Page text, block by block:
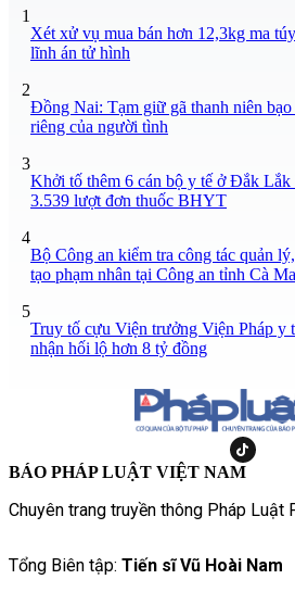
1
Xét xử vụ mua bán hơn 12,3kg ma
lĩnh án tử hình
2
Đồng Nai: Tạm giữ gã thanh niên bạo
riêng của người tình
3
Khởi tố thêm 6 cán bộ y tế ở Đắk
3.539 lượt đơn thuốc BHYT
4
Bộ Công an kiểm tra công tác quản
tạo phạm nhân tại Công an tỉnh Cà
5
Truy tố cựu Viện trưởng Viện Pháp y
nhận hối lộ hơn 8 tỷ đồng
BÁO PHÁP LUẬT VIỆT NAM
Chuyên trang truyền thông Pháp Luật
Tổng Biên tập: Tiến sĩ Vũ Hoài Nam